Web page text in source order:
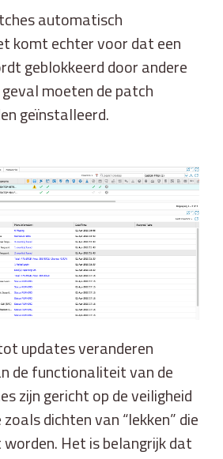
automatisch
komt echter voor dat een
geblokkeerd door andere
moeten de patch
geïnstalleerd.
updates veranderen
de functionaliteit van de
zijn gericht op de veiligheid
dichten van “lekken” die
Het is belangrijk dat